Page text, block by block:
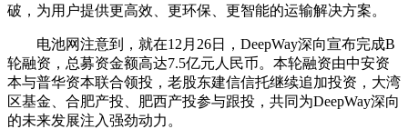
破，为用户提供更高效、更环保、更智能的运输解决方案。
电池网注意到，就在12月26日，DeepWay深向宣布完成B
轮融资，总募资金额高达7.5亿元人民币。本轮融资由中安资
本与普华资本联合领投，老股东建信信托继续追加投资，大湾
区基金、合肥产投、肥西产投参与跟投，共同为DeepWay深向
的未来发展注入强劲动力。